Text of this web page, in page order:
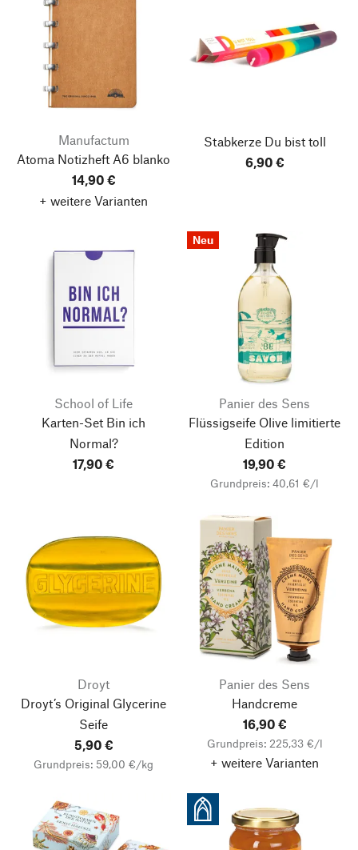
Manufactum
Atoma Notizheft A6 blanko
14,90 €
+ weitere Varianten
Stabkerze Du bist toll
6,90 €
School of Life
Karten-Set Bin ich
Normal?
17,90 €
Neu
Panier des Sens
Flüssigseife Olive limitierte
Edition
19,90 €
Grundpreis: 40,61 €/l
Droyt
Droyt’s Original Glycerine
Seife
5,90 €
Grundpreis: 59,00 €/kg
Panier des Sens
Handcreme
16,90 €
Grundpreis: 225,33 €/l
+ weitere Varianten